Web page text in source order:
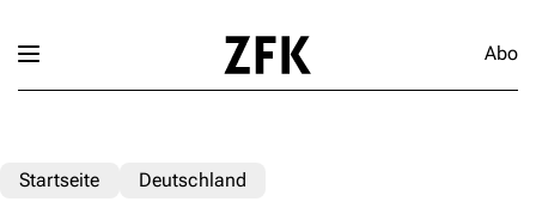
Abo
Startseite Deutschland